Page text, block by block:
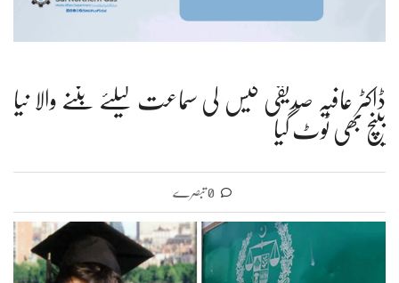
ڈاکٹر عافیہ صدیقی کیس کی سماعت کیلئے بننے والا نیا
بینچ بھی ٹوٹ گیا
0 تبصرے